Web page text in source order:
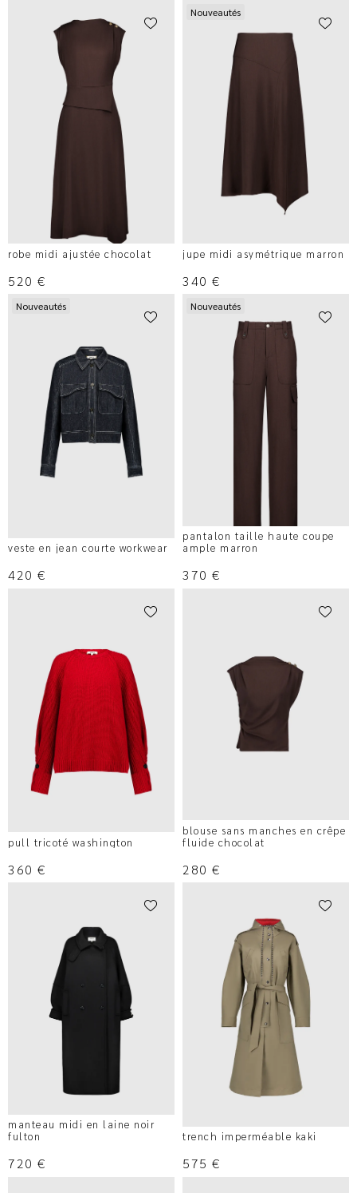
robe midi ajustée chocolat
520 €
Nouveautés
jupe midi asymétrique marron
340 €
Nouveautés
veste en jean courte workwear
420 €
Nouveautés
pantalon taille haute coupe
ample marron
370 €
pull tricoté washington
360 €
blouse sans manches en crêpe
fluide chocolat
280 €
manteau midi en laine noir
fulton
720 €
trench imperméable kaki
575 €